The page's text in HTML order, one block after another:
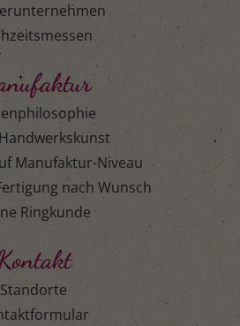
Manufaktur-Niveau
nach Wunsch
Ringkunde
Standorte